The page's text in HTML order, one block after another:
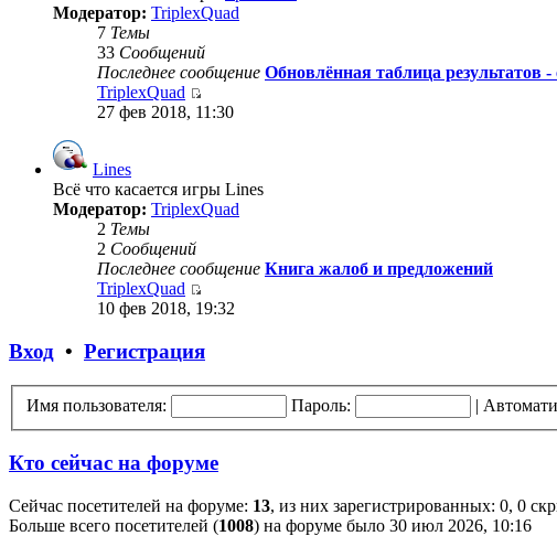
Модератор: TriplexQuad
7 Темы
33 Сообщений
Последнее сообщение Обновлённая таблица результатов
TriplexQuad
27 фев 2018, 11:30
Lines
Всё что касается игры Lines
Модератор: TriplexQuad
2 Темы
2 Сообщений
Последнее сообщение Книга жалоб и предложений
TriplexQuad
10 фев 2018, 19:32
Вход • Регистрация
Имя пользователя: Пароль: |
Кто сейчас на форуме
Сейчас посетителей на форуме: 13, из них зарегистрированных: 0, 0
Больше всего посетителей (1008) на форуме было 30 июл 2026, 10:16